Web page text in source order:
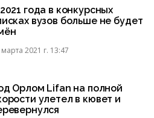
года в конкурсных
вузов больше не будет
2021 г. 13:47
Орлом Lifan на полной
улетел в кювет и